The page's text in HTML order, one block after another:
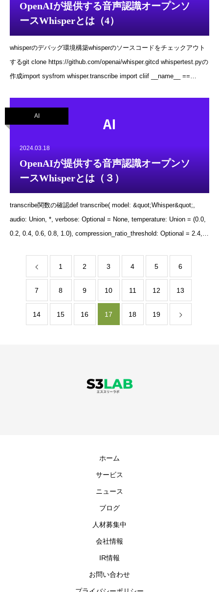
OpenAIが提供する音声認識オープンソ
ースWhisperとは（4）
whisperのデバッグ環境構築whisperのソースコードをチェックアウト
するgit clone https://github.com/openai/whisper.gitcd whispertest.pyの
作成import sysfrom whisper.transcribe import cliif __name__ ==
load_model(model_name, device=device,
読むデフォルト時の引数は、model_name=small, device=cpu,
download_root=Noneが使用さ
AI
2024.03.18
OpenAIが提供する音声認識オープンソ
ースWhisperとは（３）
transcribe関数の確認def transcribe( model: &quot;Whisper&quot;,
audio: Union, *, verbose: Optional = None, temperature: Union = (0.0,
0.2, 0.4, 0.6, 0.8, 1.0), compression_ratio_threshold: Optional = 2.4,
= None, word_timestamps: bool = False, prepend_punctuations: str =
&quot;\&quot;&#39;“¿([{-&quot;, appen
1 2 3 4 5 6
7 8 9 10 11 12 13
14 15 16 17 18 19
ホーム
サービス
ニュース
ブログ
人材募集中
会社情報
IR情報
お問い合わせ